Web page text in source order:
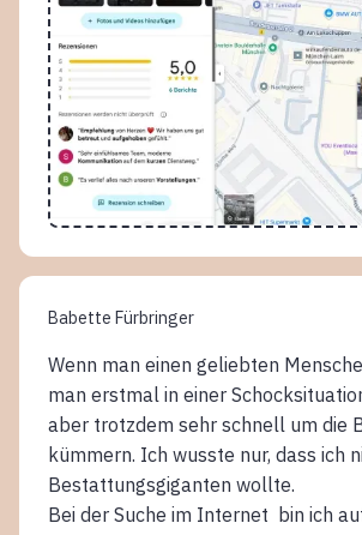
Babette Fürbringer
Wenn man einen geliebten
man erstmal in einer
aber trotzdem sehr schnell um die
kümmern. Ich wusste nur, dass ich
Bestattungsgiganten wollte.
Bei der Suche im Internet bin ich